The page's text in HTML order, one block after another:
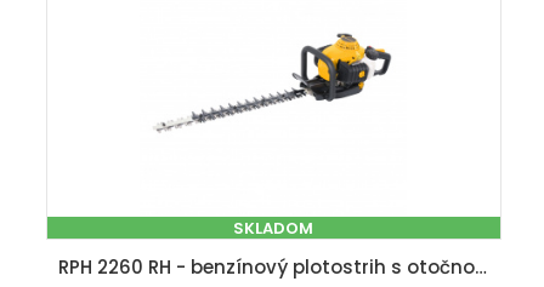
SKLADOM
RPH 2260 RH - benzínový plotostrih s otočnou rukoväťou